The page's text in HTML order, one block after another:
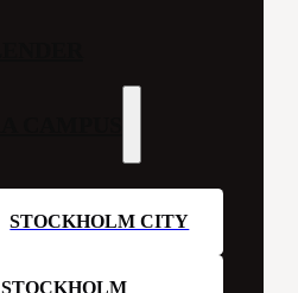
STOCKHOLM CITY
STOCKHOLM